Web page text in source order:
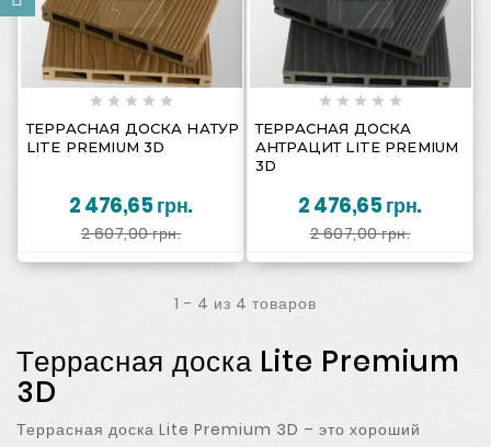
  
    
ТЕРРАСНАЯ ДОСКА НАТУР
LITE PREMIUM 3D
2 476,65 грн.
2 607,00 грн.
  
    
ТЕРРАСНАЯ ДОСКА
АНТРАЦИТ LITE PREMIUM
3D
2 476,65 грн.
2 607,00 грн.
1 - 4 из 4 товаров
Террасная доска Lite Premium
3D
Террасная доска Lite Premium 3D – это хороший